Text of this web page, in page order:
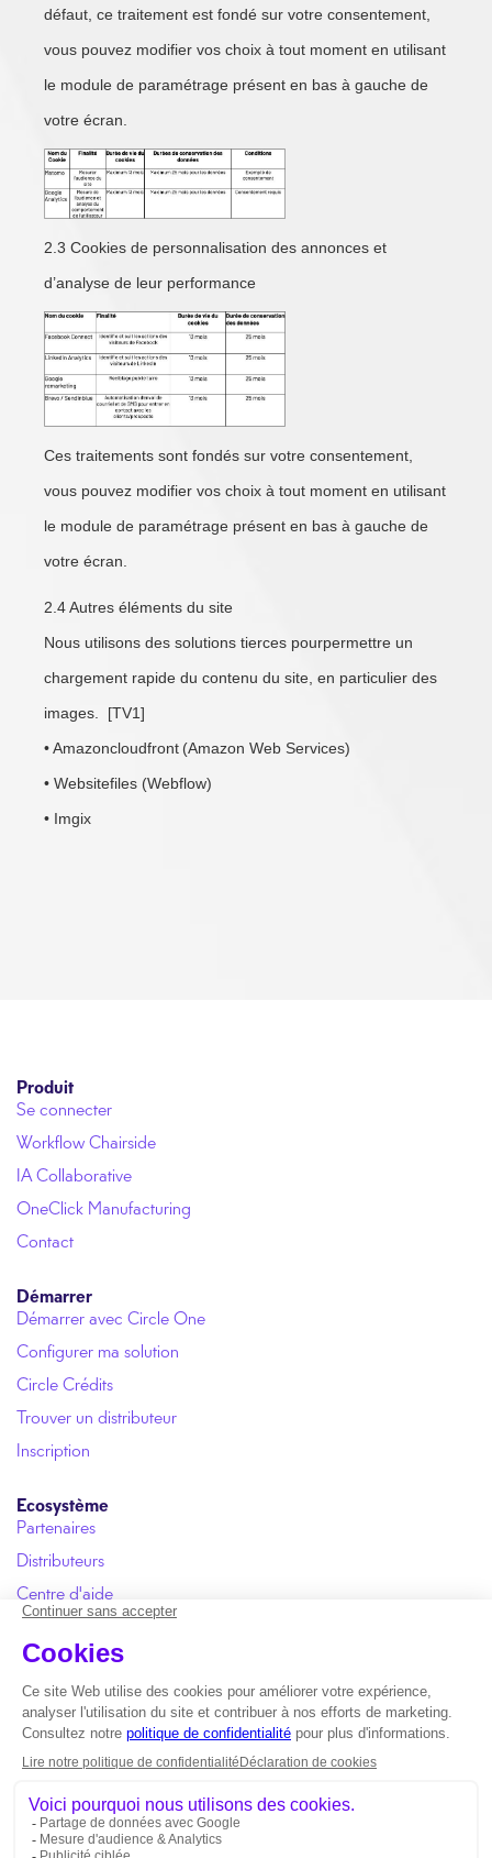
défaut, ce traitement est fondé sur votre consentement,
vous pouvez modifier vos choix à tout moment en utilisant
le module de paramétrage présent en bas à gauche de
votre écran.
2.3 Cookies de personnalisation des annonces et
d’analyse de leur performance
Ces traitements sont fondés sur votre consentement,
vous pouvez modifier vos choix à tout moment en utilisant
le module de paramétrage présent en bas à gauche de
votre écran.
2.4 Autres éléments du site
Nous utilisons des solutions tierces pourpermettre un
chargement rapide du contenu du site, en particulier des
images. [TV1]
• Amazoncloudfront (Amazon Web Services)
• Websitefiles (Webflow)
• Imgix
Produit
Se connecter
Workflow Chairside
IA Collaborative
OneClick Manufacturing
Contact
Démarrer
Démarrer avec Circle One
Configurer ma solution
Circle Crédits
Trouver un distributeur
Inscription
Ecosystème
Partenaires
Distributeurs
Centre d'aide
FAQ
Copyright © 2026 Circle One |ISO 13485 certification
En une minuteouMoins d'une minute